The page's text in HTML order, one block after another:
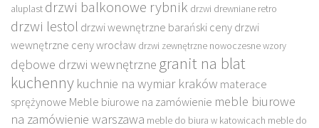
aluplast drzwi balkonowe rybnik drzwi drewniane retro
drzwi lestol drzwi wewnętrzne barański ceny drzwi
wewnętrzne ceny wrocław drzwi zewnętrzne nowoczesne wzory
dębowe drzwi wewnętrzne granit na blat
kuchenny kuchnie na wymiar kraków materace
sprężynowe Meble biurowe na zamówienie meble biurowe
na zamówienie warszawa meble do biura w katowicach meble do